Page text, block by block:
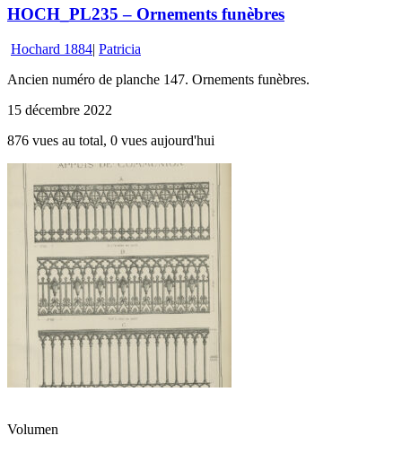
HOCH_PL235 – Ornements funèbres
Hochard 1884| Patricia
Ancien numéro de planche 147. Ornements funèbres.
15 décembre 2022
876 vues au total, 0 vues aujourd'hui
Volumen